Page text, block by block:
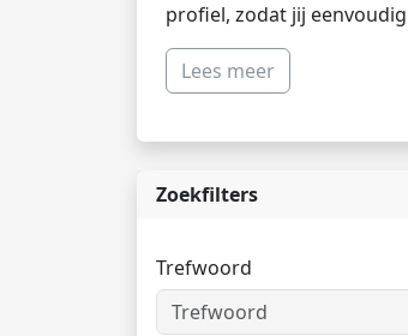
profiel, zodat jij
Lees meer
Zoekfilters
Trefwoord